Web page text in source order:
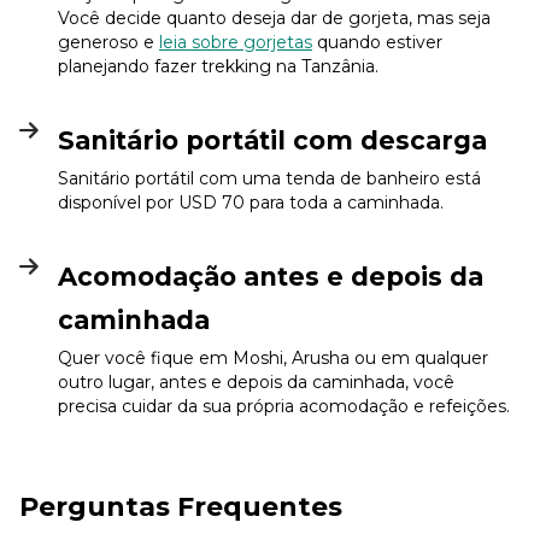
Você decide quanto deseja dar de gorjeta, mas seja
generoso e leia sobre gorjetas quando estiver
planejando fazer trekking na Tanzânia.
Sanitário portátil com descarga
Sanitário portátil com uma tenda de banheiro está
disponível por USD 70 para toda a caminhada.
Acomodação antes e depois da
caminhada
Quer você fique em Moshi, Arusha ou em qualquer
outro lugar, antes e depois da caminhada, você
precisa cuidar da sua própria acomodação e refeições.
Perguntas Frequentes